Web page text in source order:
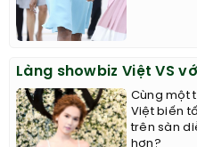
Làng showbiz Việt VS
Cùng một
Việt biến
trên sàn
hơn?